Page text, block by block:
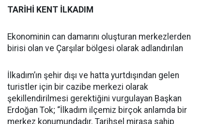
TARİHİ KENT İLKADIM
Ekonominin can damarını oluşturan merkezlerden
birisi olan ve Çarşılar bölgesi olarak adlandırılan
İlkadım’ın şehir dışı ve hatta yurtdışından gelen
turistler için bir cazibe merkezi olarak
şekillendirilmesi gerektiğini vurgulayan Başkan
Erdoğan Tok; “İlkadım ilçemiz birçok anlamda bir
merkez konumundadır. Tarihsel mirasa sahip